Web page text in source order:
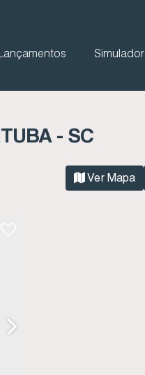
Simulador
- SC
Ver Mapa